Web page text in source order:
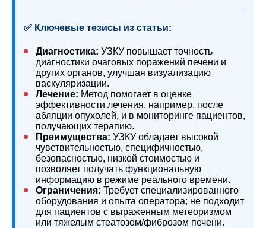
✅ Ключевые тезисы из статьи:
Диагностика: УЗКУ повышает точность
диагностики очаговых поражений печени и
других органов, улучшая визуализацию
васкуляризации.
Лечение: Метод помогает в оценке
эффективности лечения, например, после
абляции опухолей, и в мониторинге пациентов,
получающих терапию.
Преимущества: УЗКУ обладает высокой
чувствительностью, специфичностью,
безопасностью, низкой стоимостью и
позволяет получать функциональную
информацию в режиме реального времени.
Ограничения: Требует специализированного
оборудования и опыта оператора; не подходит
для пациентов с выраженным метеоризмом
или тяжелым стеатозом/фиброзом печени.